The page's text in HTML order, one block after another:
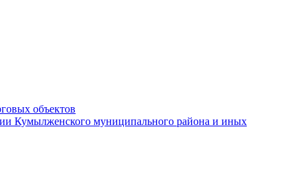
объектов
Кумылженского муниципального района и иных